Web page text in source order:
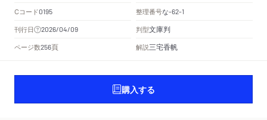
Cコード0195 整理番号な-62-1
刊行日 2026/04/09 判型文庫判
ページ数256頁 解説三宅香帆
購入する